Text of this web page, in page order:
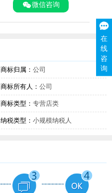
微信咨询
商标归属： 公司
商标所有人： 公司
商标类型： 专营店类
纳税类型： 小规模纳税人
在
线
咨
询